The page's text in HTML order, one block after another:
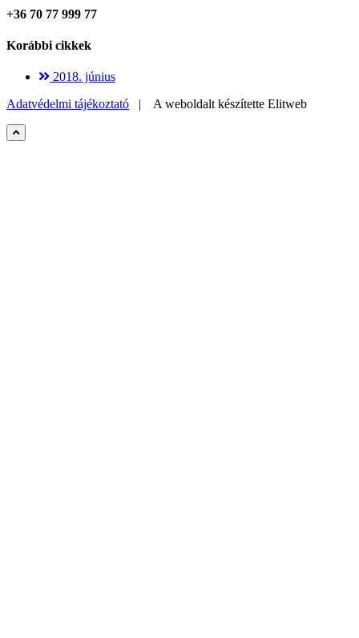
+36 70 77 999 77
Korábbi cikkek
2018. június
Adatvédelmi tájékoztató | A weboldalt készítette Elitweb